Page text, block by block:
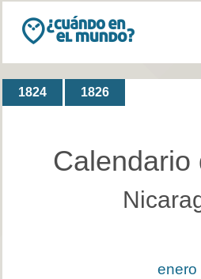
1824 1826
Calendario
enero